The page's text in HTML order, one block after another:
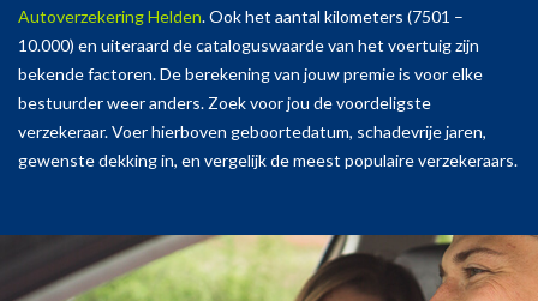
Autoverzekering Helden. Ook het aantal kilometers (7501 –
10.000) en uiteraard de cataloguswaarde van het voertuig zijn
bekende factoren. De berekening van jouw premie is voor elke
bestuurder weer anders. Zoek voor jou de voordeligste
verzekeraar. Voer hierboven geboortedatum, schadevrije jaren,
gewenste dekking in, en vergelijk de meest populaire verzekeraars.